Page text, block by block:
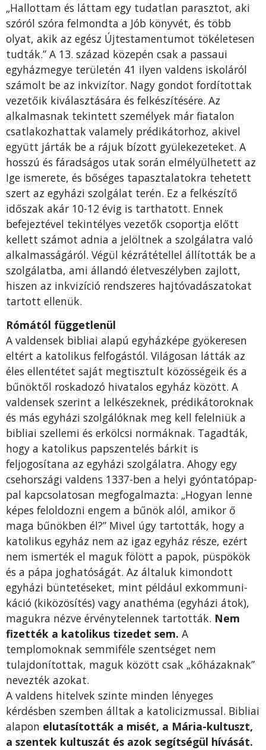
„Hallottam és láttam egy tudatlan parasztot, aki
szóról szóra felmondta a Jób könyvét, és több
olyat, akik az egész Újtestamentumot tökéletesen
tudták.” A 13. század közepén csak a passaui
egyházmegye területén 41 ilyen valdens iskoláról
számolt be az inkvizítor. Nagy gondot fordítottak
vezetőik kiválasztására és felkészítésére. Az
alkalmasnak tekintett személyek már fiatalon
csatlakozhattak valamely prédikátorhoz, akivel
együtt járták be a rájuk bízott gyülekezeteket. A
hosszú és fáradságos utak során elmélyülhetett az
Ige ismerete, és bőséges tapasztalatokra tehetett
szert az egyházi szolgálat terén. Ez a felkészítő
időszak akár 10-12 évig is tarthatott. Ennek
befejeztével tekintélyes vezetők csoportja előtt
kellett számot adnia a jelöltnek a szolgálatra való
alkalmasságáról. Végül kézrátétellel állították be a
szolgálatba, ami állandó életveszélyben zajlott,
hiszen az inkvizíció rendszeres hajtóvadászatokat
tartott ellenük.
Rómától függetlenül
A valdensek bibliai alapú egyházképe gyökeresen
eltért a katolikus felfogástól. Világosan látták az
éles ellentétet saját megtisztult közösségeik és a
bűnöktől roskadozó hivatalos egyház között. A
valdensek szerint a lelkészeknek, prédikátoroknak
és más egyházi szolgálóknak meg kell felelniük a
bibliai szellemi és erkölcsi normáknak. Tagadták,
hogy a katolikus papszentelés bárkit is
feljogosítana az egyházi szolgálatra. Ahogy egy
csehországi valdens 1337-ben a helyi gyóntatópap­
pal kapcsolatosan megfogalmazta: „Ho­gyan lenne
képes feloldozni engem a bűnök alól, amikor ő
maga bűnökben él?” Mivel úgy tartották, hogy a
katolikus egyház nem az igaz egyház része, ezért
nem ismerték el maguk fölött a papok, püspökök
és a pápa joghatóságát. Az általuk kimondott
egyházi büntetéseket, mint például exkommuni­
káció (kiközösítés) vagy anathéma (egyházi átok),
magukra nézve érvény­telennek tartották. Nem
fizették a ka­tolikus tizedet sem. A
templomoknak semmiféle szentséget nem
tulajdonítottak, maguk között csak „kőházaknak”
nevezték azokat.
A valdens hitelvek szinte minden lényeges
kérdésben szemben álltak a katolicizmussal. Bibliai
alapon elutasították a misét, a Mária-kultuszt,
a szentek kultuszát és azok segítségül hívását.